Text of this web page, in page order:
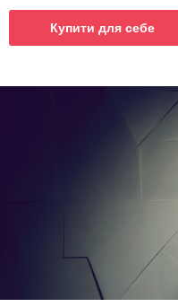
Купити для себе